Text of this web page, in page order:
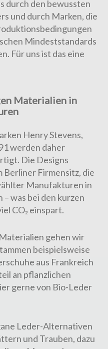
durch den bewussten
und durch Marken, die
Mindeststandards
Für uns ist das eine
Materialien in
Henry Stevens,
werden daher
Die Designs
Berliner Firmensitz, die
Manufakturen in
was bei den kurzen
CO₂ einspart.
gehen wir
beispielsweise
aus Frankreich
an pflanzlichen
gerne von Bio-Leder
Leder-Alternativen
und Trauben, dazu